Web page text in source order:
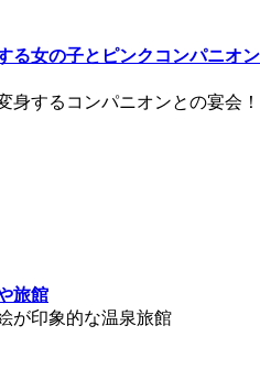
る女の子とピンクコンパニオン
身するコンパニオンとの宴会！
旅館
が印象的な温泉旅館